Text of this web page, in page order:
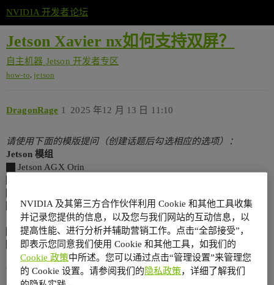
NVIDIA 开发者论坛
Jetson Xavier nx如何支持双屏？
自主机器 Jetson 开发者专区
how-to ,jetson
DragonRage 2025 年12 月 13 日 11:10
1
请使用下面的模版提问（创建话题后勾选相应的选项）：
Jetson 模组
Jetson AGX Orin
Jetson AGX Xavier
[✓] Jetson Xavier NX
Jetson TX 系列
Jetson Nano
Jetson 软件
[✓] JetPack 5.1.3
NVIDIA 及其第三方合作伙伴利用 Cookie 和其他工具收集
并记录您提供的信息，以及您与我们网站的互动信息，以
提高性能、进行分析并辅助营销工作。点击“全部接受”，
即表示您同意我们使用 Cookie 和其他工具，如我们的
Cookie 政策中所述。您可以通过点击“管理设置”来管理您
的 Cookie 设置。请参阅我们的隐私政策，详细了解我们